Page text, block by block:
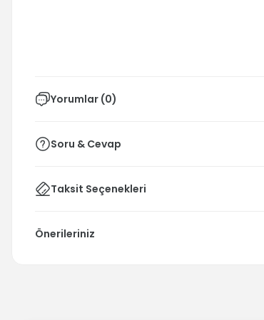
Yorumlar (0)
Soru & Cevap
Taksit Seçenekleri
Önerileriniz